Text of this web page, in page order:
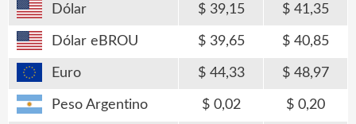
Dólar 39,15 41,35
Dólar eBROU 39,65 40,85
Euro 44,33 48,97
Peso Argentino 0,02 0,20